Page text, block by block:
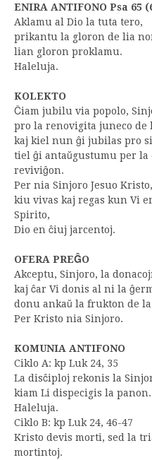
ENIRA ANTIFONO Psa 65
Aklamu al Dio la tuta tero,
prikantu la gloron de lia
lian gloron proklamu.
Haleluja.
KOLEKTO
Ĉiam jubilu via popolo,
pro la renovigita juneco de
kaj kiel nun ĝi jubilas pro
tiel ĝi antaŭgustumu per la
reviviĝon.
Per nia Sinjoro Jesuo
kiu vivas kaj regas kun Vi
Spirito,
Dio en ĉiuj jarcentoj.
OFERA PREĜO
Akceptu, Sinjoro, la
kaj ĉar Vi donis al ni la
donu ankaŭ la frukton de
Per Kristo nia Sinjoro.
KOMUNIA ANTIFONO
Ciklo A: kp Luk 24, 35
La disĉiploj rekonis la
kiam Li dispecigis la panon.
Haleluja.
Ciklo B: kp Luk 24, 46-47
Kristo devis morti, sed la
mortintoj.